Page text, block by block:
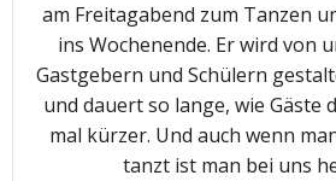
am Freitagabend zum Tanzen
ins Wochenende. Er wird von
Gastgebern und Schülern
und dauert so lange, wie Gäste
mal kürzer. Und auch wenn
tanzt ist man bei uns